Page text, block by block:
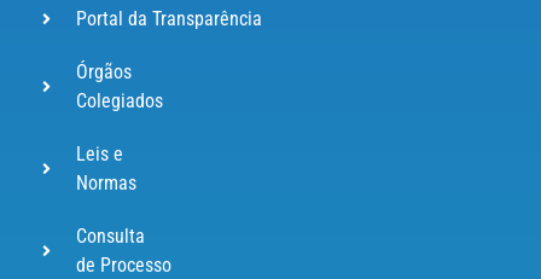
Portal da Transparência
Órgãos
Colegiados
Leis e
Normas
Consulta
de Processo